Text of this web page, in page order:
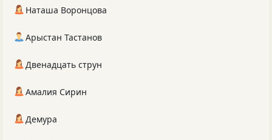
Наташа Воронцова
Арыстан Тастанов
Двенадцать струн
Амалия Сирин
Демура